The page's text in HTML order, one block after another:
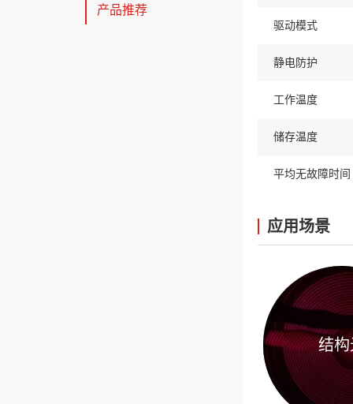
产品推荐
驱动模式
静电防护
工作温度
储存温度
平均无故障时间
应用场景
结构